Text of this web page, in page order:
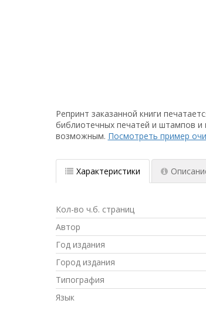
Репринт заказанной книги
библиотечных печатей и штампов и
возможным. Посмотреть пример
Характеристики
Кол-во ч.б. страниц
Автор
Год издания
Город издания
Типография
Язык